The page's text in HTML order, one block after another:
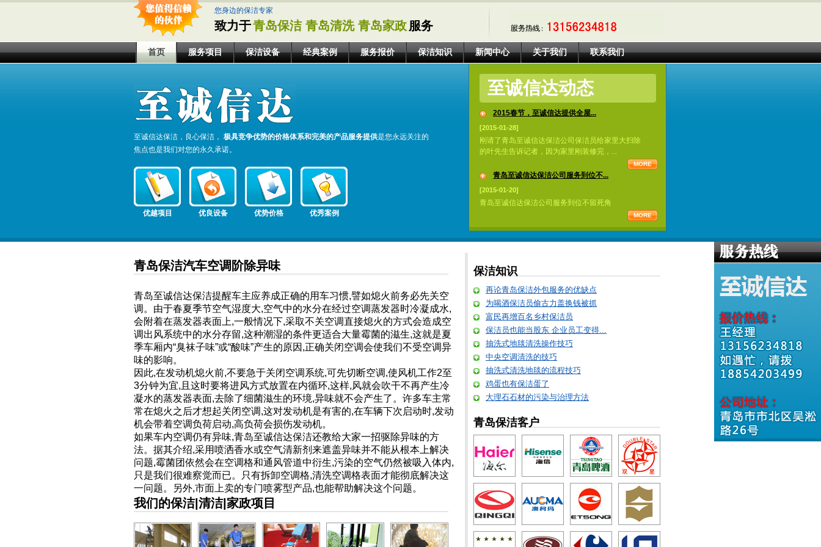
致力于青岛保洁 青岛清洗 青岛家政 服务
您身边的保洁专家
首页 服务项目 保洁设备 经典案例 服务报价 保洁知识 新闻中心 关于我们 联系我们
至诚信达保洁，良心保洁， 极具竞争优势的价格体系和完美的产品服务提供是您永远关注的
焦点也是我们对您的永久承诺。
优越项目 优良设备 优势价格 优秀案例
至诚信达动态
2015春节，至诚信达提供全屋...
[2015-01-28]
刚请了青岛至诚信达保洁公司保洁员给家里大扫除
的叶先生告诉记者，因为家里刚装修完，...
MORE
青岛至诚信达保洁公司服务到位不...
[2015-01-20]
青岛至诚信达保洁公司服务到位不留死角
MORE
青岛保洁汽车空调阶除异味
青岛至诚信达保洁提醒车主应养成正确的用车习惯,譬如熄火前务必先关空
调。由于春夏季节空气湿度大,空气中的水分在经过空调蒸发器时冷凝成水,
会附着在蒸发器表面上,一般情况下,采取不关空调直接熄火的方式会造成空
调出风系统中的水分存留,这种潮湿的条件更适合大量霉菌的滋生,这就是夏
季车厢内“臭袜子味”或“酸味”产生的原因,正确关闭空调会使我们不受空调异
味的影响。
因此,在发动机熄火前,不要急于关闭空调系统,可先切断空调,使风机工作2至
3分钟为宜,且这时要将进风方式放置在内循环,这样,风就会吹干不再产生冷
凝水的蒸发器表面,去除了细菌滋生的环境,异味就不会产生了。许多车主常
常在熄火之后才想起关闭空调,这对发动机是有害的,在车辆下次启动时,发动
机会带着空调负荷启动,高负荷会损伤发动机。
如果车内空调仍有异味,青岛至诚信达保洁还教给大家一招驱除异味的方
法。据其介绍,采用喷洒香水或空气清新剂来遮盖异味并不能从根本上解决
问题,霉菌团依然会在空调格和通风管道中衍生,污染的空气仍然被吸入体内,
只是我们很难察觉而已。只有拆卸空调格,清洗空调格表面才能彻底解决这
一问题。另外,市面上卖的专门喷雾型产品,也能帮助解决这个问题。
我们的保洁|清洁|家政项目
保洁知识
再论青岛保洁外包服务的优缺点
为喝酒保洁员偷古力盖换钱被抓
富民再增百名乡村保洁员
保洁员也能当股东 企业员工变得...
抽洗式地毯清洗操作技巧
中央空调清洗的技巧
抽洗式清洗地毯的流程技巧
鸡蛋也有保洁蛋了
大理石石材的污染与治理方法
青岛保洁客户